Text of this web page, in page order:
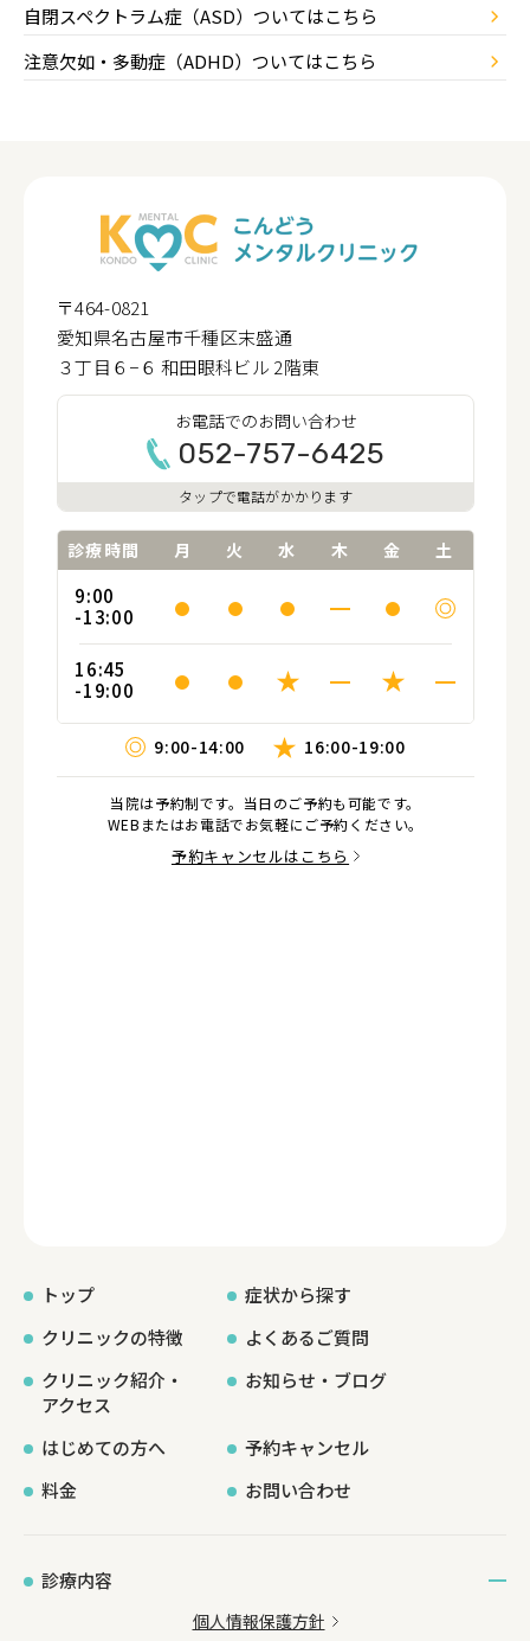
自閉スペクトラム症（ASD）ついてはこちら
注意欠如・多動症（ADHD）ついてはこちら
〒464-0821
愛知県名古屋市千種区末盛通
３丁目６−６ 和田眼科ビル 2階東
お電話でのお問い合わせ
052-757-6425
タップで電話がかかります
診療時間 月 火 水 木 金 土
9:00
-13:00
16:45
-19:00
9:00-14:00 16:00-19:00
当院は予約制です。当日のご予約も可能です。
WEBまたはお電話でお気軽にご予約ください。
予約キャンセルはこちら
トップ
症状から探す
クリニックの特徴
よくあるご質問
クリニック紹介・
アクセス
お知らせ・ブログ
はじめての方へ
予約キャンセル
料金
お問い合わせ
診療内容
個人情報保護方針